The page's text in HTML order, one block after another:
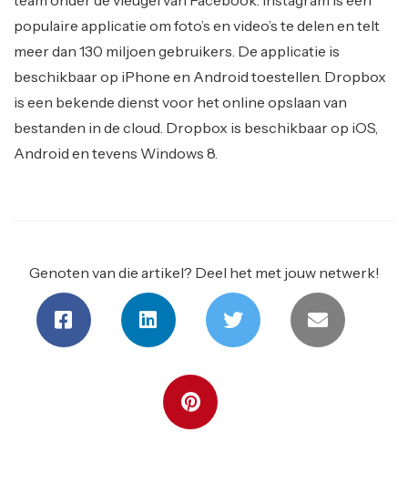
populaire applicatie om foto’s en video’s te delen en telt
meer dan 130 miljoen gebruikers. De applicatie is
beschikbaar op iPhone en Android toestellen. Dropbox
is een bekende dienst voor het online opslaan van
bestanden in de cloud. Dropbox is beschikbaar op iOS,
Android en tevens Windows 8.
Genoten van die artikel? Deel het met jouw netwerk!